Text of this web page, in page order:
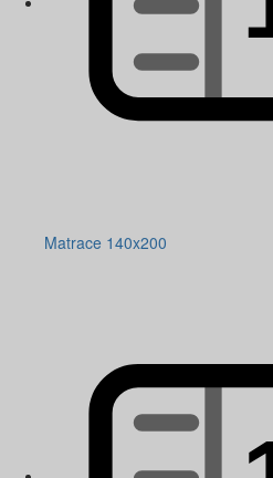
Matrace 140x200